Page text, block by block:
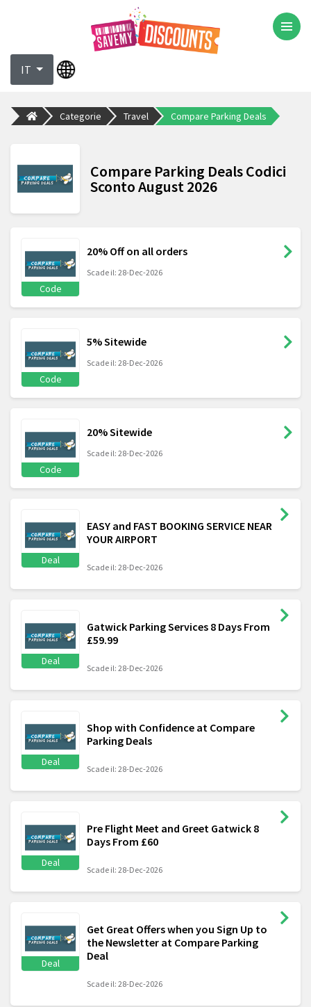
IT
Categorie Travel Compare Parking Deals
Compare Parking Deals Codici
Sconto August 2026
Code
20% Off on all orders
Scade il: 28-Dec-2026
Code
5% Sitewide
Scade il: 28-Dec-2026
Code
20% Sitewide
Scade il: 28-Dec-2026
Deal
EASY and FAST BOOKING SERVICE NEAR
YOUR AIRPORT
Scade il: 28-Dec-2026
Deal
Gatwick Parking Services 8 Days From
£59.99
Scade il: 28-Dec-2026
Deal
Shop with Confidence at Compare
Parking Deals
Scade il: 28-Dec-2026
Deal
Pre Flight Meet and Greet Gatwick 8
Days From £60
Scade il: 28-Dec-2026
Deal
Get Great Offers when you Sign Up to
the Newsletter at Compare Parking
Deal
Scade il: 28-Dec-2026